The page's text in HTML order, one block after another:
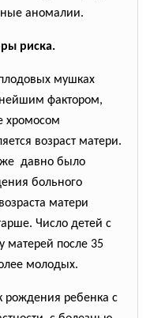
аномалии.
мушках
фактором,
хромосом
возраст матери.
давно было
больного
матери
Число детей с
матерей после 35
молодых.
ребенка с